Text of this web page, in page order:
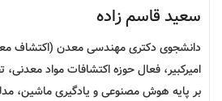
سعید قاسم زاده
دانشجوی دکتری مهندسی معدن (اکتشاف
امیرکبیر، فعال حوزه اکتشافات مواد
بر پایه هوش مصنوعی و یادگیری ماشین،